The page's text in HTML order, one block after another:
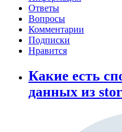
Ответы
Вопросы
Комментарии
Подписки
Нравится
Какие есть
данных из